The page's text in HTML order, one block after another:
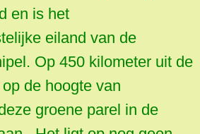
en is het
eiland van de
Op 450 kilometer uit de
de hoogte van
groene parel in de